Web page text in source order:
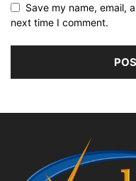
Save my name, email,
next time I comment.